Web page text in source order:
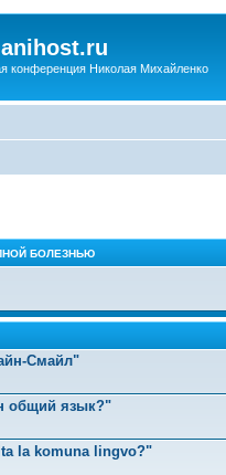
конференция Николая Михайленко
БОЛЕЗНЬЮ
Смайл"
общий язык?"
la komuna lingvo?"